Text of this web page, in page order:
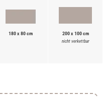
180 x 80 cm 200 x 100 cm
nicht verkettbar